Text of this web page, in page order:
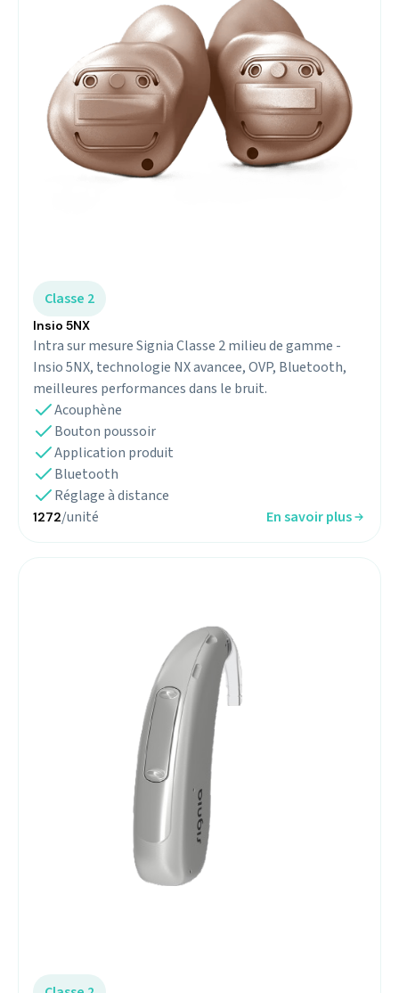
Classe 2
Insio 5NX
Intra sur mesure Signia Classe 2 milieu de gamme -
Insio 5NX, technologie NX avancee, OVP, Bluetooth,
meilleures performances dans le bruit.
Acouphène
Bouton poussoir
Application produit
Bluetooth
Réglage à distance
1272/unité En savoir plus